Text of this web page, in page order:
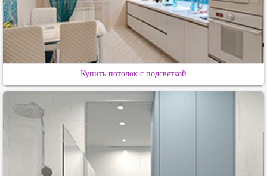
Купить потолок с подсветкой